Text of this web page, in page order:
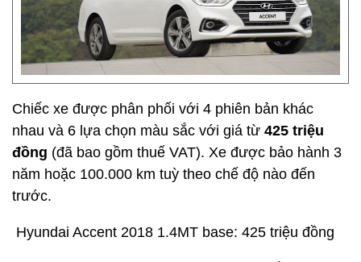
Chiếc xe được phân phối với 4 phiên bản khác
nhau và 6 lựa chọn màu sắc với giá từ 425 triệu
đồng (đã bao gồm thuế VAT). Xe được bảo hành 3
năm hoặc 100.000 km tuỳ theo chế độ nào đến
trước.
Hyundai Accent 2018 1.4MT base: 425 triệu đồng